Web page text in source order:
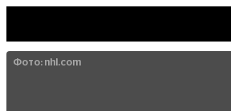
Фото: nhl.com